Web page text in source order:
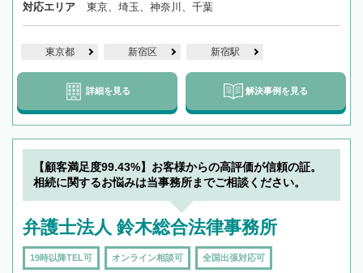
対応エリア 東京、埼玉、神奈川、千葉
東京都 新宿区 新宿駅
詳細を見る 解決事例を見る
【顧客満足度99.43%】お客様からの高評価が信頼の証。
相続に関するお悩みは当事務所までご相談ください。
弁護士法人 鈴木総合法律事務所
19時以降TEL可 オンライン相談可 全国出張対応可